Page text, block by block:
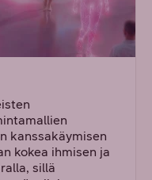
kanssakäymisen
kokea ihmisen ja
sillä